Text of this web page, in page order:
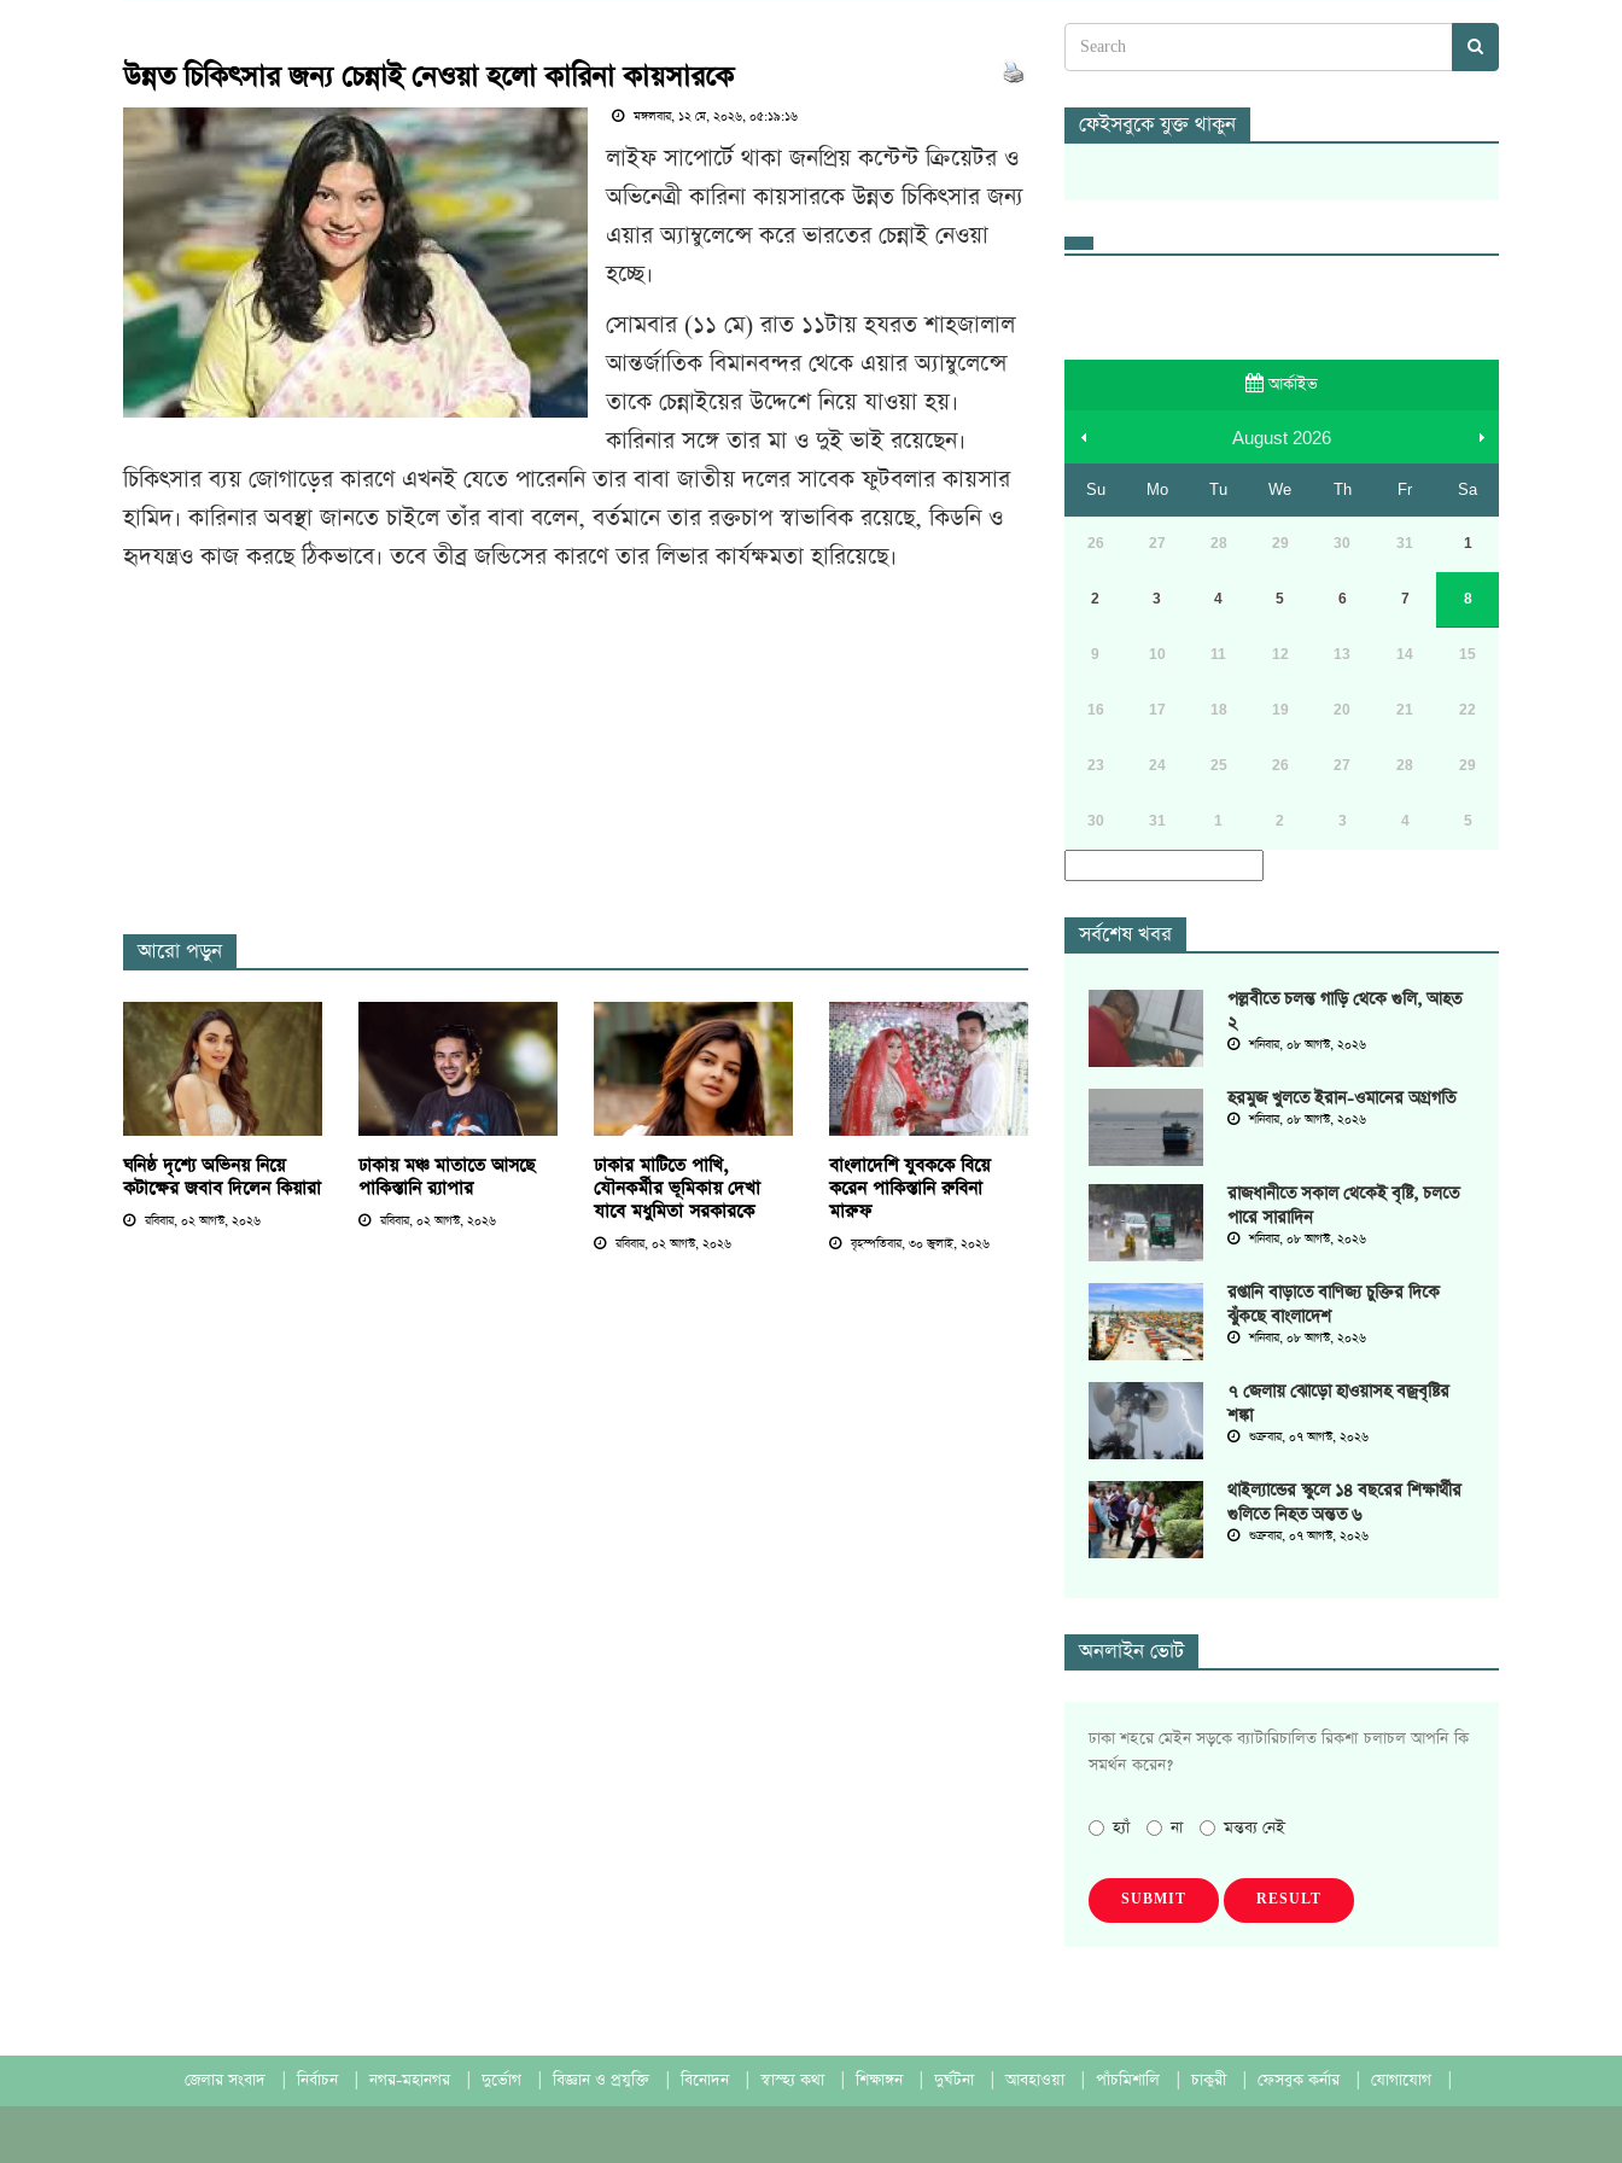
উন্নত চিকিৎসার জন্য চেন্নাই নেওয়া হলো কারিনা কায়সারকে
মঙ্গলবার, ১২ মে, ২০২৬, ০৫:১৯:১৬
লাইফ সাপোর্টে থাকা জনপ্রিয় কন্টেন্ট ক্রিয়েটর ও
অভিনেত্রী কারিনা কায়সারকে উন্নত চিকিৎসার জন্য
এয়ার অ্যাম্বুলেন্সে করে ভারতের চেন্নাই নেওয়া
হচ্ছে।
সোমবার (১১ মে) রাত ১১টায় হযরত শাহজালাল
আন্তর্জাতিক বিমানবন্দর থেকে এয়ার অ্যাম্বুলেন্সে
তাকে চেন্নাইয়ের উদ্দেশে নিয়ে যাওয়া হয়।
কারিনার সঙ্গে তার মা ও দুই ভাই রয়েছেন।
চিকিৎসার ব্যয় জোগাড়ের কারণে এখনই যেতে পারেননি তার বাবা জাতীয় দলের সাবেক ফুটবলার কায়সার
হামিদ। কারিনার অবস্থা জানতে চাইলে তাঁর বাবা বলেন, বর্তমানে তার রক্তচাপ স্বাভাবিক রয়েছে, কিডনি ও
হৃদযন্ত্রও কাজ করছে ঠিকভাবে। তবে তীব্র জন্ডিসের কারণে তার লিভার কার্যক্ষমতা হারিয়েছে।
আরো পড়ুন
ঘনিষ্ঠ দৃশ্যে অভিনয় নিয়ে
কটাক্ষের জবাব দিলেন কিয়ারা
রবিবার, ০২ আগস্ট, ২০২৬
ঢাকায় মঞ্চ মাতাতে আসছে
পাকিস্তানি র‍্যাপার
রবিবার, ০২ আগস্ট, ২০২৬
ঢাকার মাটিতে পাখি,
যৌনকর্মীর ভূমিকায় দেখা
যাবে মধুমিতা সরকারকে
রবিবার, ০২ আগস্ট, ২০২৬
বাংলাদেশি যুবককে বিয়ে
করেন পাকিস্তানি রুবিনা
মারুফ
বৃহস্পতিবার, ৩০ জুলাই, ২০২৬
ফেইসবুকে যুক্ত থাকুন
আর্কাইভ
August 2026
Su Mo Tu We Th Fr Sa
26 27 28 29 30 31 1
2 3 4 5 6 7 8
9 10 11 12 13 14 15
16 17 18 19 20 21 22
23 24 25 26 27 28 29
30 31 1 2 3 4 5
সর্বশেষ খবর
পল্লবীতে চলন্ত গাড়ি থেকে গুলি, আহত
২
শনিবার, ০৮ আগস্ট, ২০২৬
হরমুজ খুলতে ইরান-ওমানের অগ্রগতি
শনিবার, ০৮ আগস্ট, ২০২৬
রাজধানীতে সকাল থেকেই বৃষ্টি, চলতে
পারে সারাদিন
শনিবার, ০৮ আগস্ট, ২০২৬
রপ্তানি বাড়াতে বাণিজ্য চুক্তির দিকে
ঝুঁকছে বাংলাদেশ
শনিবার, ০৮ আগস্ট, ২০২৬
৭ জেলায় ঝোড়ো হাওয়াসহ বজ্রবৃষ্টির
শঙ্কা
শুক্রবার, ০৭ আগস্ট, ২০২৬
থাইল্যান্ডের স্কুলে ১৪ বছরের শিক্ষার্থীর
গুলিতে নিহত অন্তত ৬
শুক্রবার, ০৭ আগস্ট, ২০২৬
অনলাইন ভোট
ঢাকা শহরে মেইন সড়কে ব্যাটারিচালিত রিকশা চলাচল আপনি কি
সমর্থন করেন?
হ্যাঁ না মন্তব্য নেই
SUBMIT RESULT
জেলার সংবাদ নির্বাচন নগর-মহানগর দুর্ভোগ বিজ্ঞান ও প্রযুক্তি বিনোদন স্বাস্হ্য কথা শিক্ষাঙ্গন দুর্ঘটনা আবহাওয়া পাঁচমিশালি চাকুরী ফেসবুক কর্নার যোগাযোগ